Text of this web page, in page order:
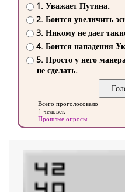
1. Уважает Путина.
2. Боится увеличить
3. Никому не дает
4. Боится нападения
5. Просто у него
не сделать.
Всего проголосовало
1 человек
Прошлые опросы